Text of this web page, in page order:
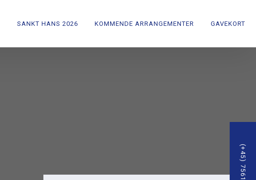
SANKT HANS 2026 KOMMENDE ARRANGEMENTER GAVEKORT